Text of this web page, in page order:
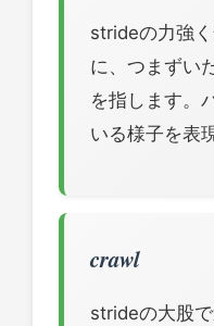
strideの力強
に、つまずい
を指します。
いる様子を表
crawl
strideの大股